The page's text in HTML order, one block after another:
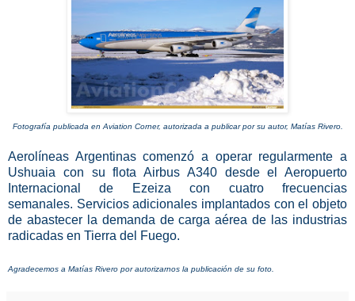
Fotografía publicada en Aviation Corner, autorizada a publicar por su autor, Matías Rivero.
Aerolíneas Argentinas comenzó a operar regularmente a
Ushuaia con su flota Airbus A340 desde el Aeropuerto
Internacional de Ezeiza con cuatro frecuencias
semanales. Servicios adicionales implantados con el objeto
de abastecer la demanda de carga aérea de las industrias
radicadas en Tierra del Fuego.
Agradecemos a Matías Rivero por autorizarnos la publicación de su foto.